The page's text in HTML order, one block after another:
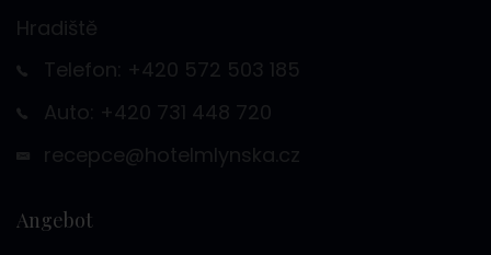
Hradiště
Telefon: +420 572 503 185
Auto: +420 731 448 720
recepce@hotelmlynska.cz
Angebot